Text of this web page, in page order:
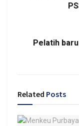
Pelatih
Related Posts